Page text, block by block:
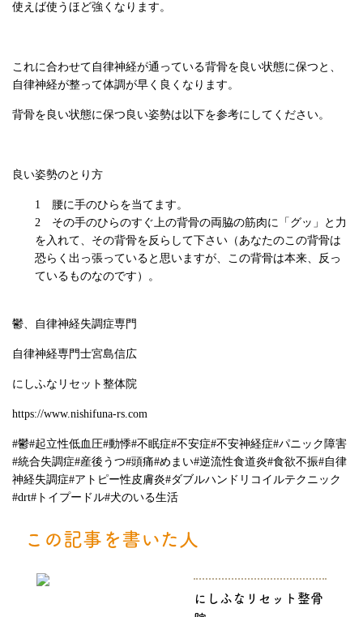
使えば使うほど強くなります。
これに合わせて自律神経が通っている背骨を良い状態に保つと、
自律神経が整って体調が早く良くなります。
背骨を良い状態に保つ良い姿勢は以下を参考にしてください。
良い姿勢のとり方
腰に手のひらを当てます。
その手のひらのすぐ上の背骨の両脇の筋肉に「グッ」と力
を入れて、その背骨を反らして下さい（あなたのこの背骨は
恐らく出っ張っていると思いますが、この背骨は本来、反っ
ているものなのです）。
鬱、自律神経失調症専門
自律神経専門士宮島信広
にしふなリセット整体院
https://www.nishifuna-rs.com
#鬱#起立性低血圧#動悸#不眠症#不安症#不安神経症#パニック障害
#統合失調症#産後うつ#頭痛#めまい#逆流性食道炎#食欲不振#自律
神経失調症#アトピー性皮膚炎#ダブルハンドリコイルテクニック
#drt# トイプードル#犬のいる生活
この記事を書いた人
にしふなリセット整骨